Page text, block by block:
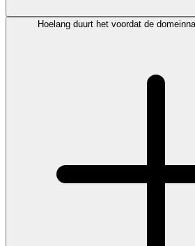
Hoelang duurt het voordat de